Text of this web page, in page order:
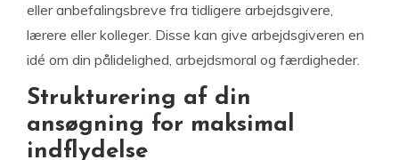
eller anbefalingsbreve fra tidligere arbejdsgivere,
lærere eller kolleger. Disse kan give arbejdsgiveren en
idé om din pålidelighed, arbejdsmoral og færdigheder.
Strukturering af din
ansøgning for maksimal
indflydelse